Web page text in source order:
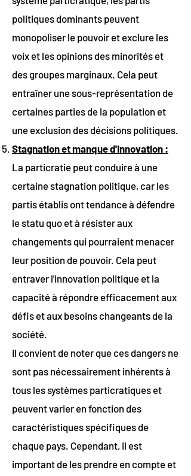
politiques dominants peuvent
monopoliser le pouvoir et exclure les
voix et les opinions des minorités et
des groupes marginaux. Cela peut
entraîner une sous-représentation de
certaines parties de la population et
une exclusion des décisions politiques.
Stagnation et manque d'innovation :
La particratie peut conduire à une
certaine stagnation politique, car les
partis établis ont tendance à défendre
le statu quo et à résister aux
changements qui pourraient menacer
leur position de pouvoir. Cela peut
entraver l'innovation politique et la
capacité à répondre efficacement aux
défis et aux besoins changeants de la
société.
Il convient de noter que ces dangers ne
sont pas nécessairement inhérents à
tous les systèmes particratiques et
peuvent varier en fonction des
caractéristiques spécifiques de
chaque pays. Cependant, il est
important de les prendre en compte et